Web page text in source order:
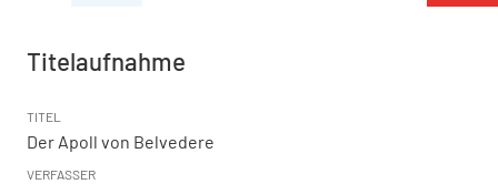
Titelaufnahme
TITEL
Der Apoll von Belvedere
VERFASSER